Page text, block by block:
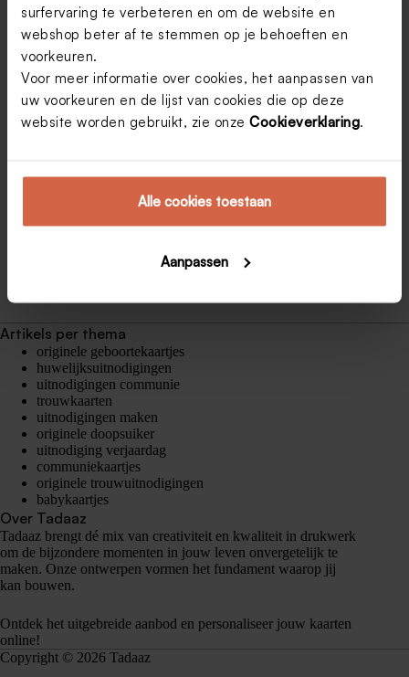
surfervaring te verbeteren en om de website en
webshop beter af te stemmen op je behoeften en
voorkeuren.
Voor meer informatie over cookies, het aanpassen van
uw voorkeuren en de lijst van cookies die op deze
website worden gebruikt, zie onze Cookieverklaring.
Alle cookies toestaan
Aanpassen
Christelijke tekst geboortekaartje: Bijbelteksten,
gedichtjes… Laat je inspireren!
Een betekenisvolle, christelijke tekst vinden voor een
geboortekaartje is niet altijd even eenvoudig.
inspiratie. Ben je op zoek naar een spirituele en
christelijke tekst voor het geboortekaartje van je
kind? In dit artikel vind je alvast enkele leuke
ideeën!
Artikels per thema
originele geboortekaartjes
huwelijksuitnodigingen
uitnodigingen communie
trouwkaarten
uitnodigingen maken
originele doopsuiker
uitnodiging verjaardag
communiekaartjes
originele trouwuitnodigingen
babykaartjes
Over Tadaaz
Tadaaz brengt dé mix van creativiteit en kwaliteit in drukwerk
om de bijzondere momenten in jouw leven onvergetelijk te
maken. Onze ontwerpen vormen het fundament waarop jij
kan bouwen.
Ontdek het uitgebreide aanbod en personaliseer jouw kaarten
online!
Copyright © 2026 Tadaaz